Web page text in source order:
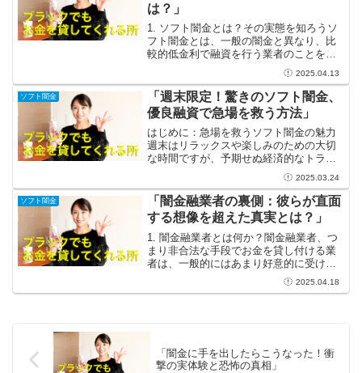
は？」
1. ソフト闇金とは？その実態を知ろうソ
フト闇金とは、一般の闇金と異なり、比
較的低金利で融資を行う業者のことを指
します。法的にはグレーゾーンに位置す
るため、利用する際には様々なリスクが
伴いますが、どこか安心感を持ちつつ利
用できる場でもありま...
2025.04.13
ソフト闇金
「週末限定！驚きのソフト闇金、
優良融資で急場を救う方法」
はじめに：急場を救うソフト闇金の魅力
週末はリラックスや楽しみのための大切
な時間ですが、予期せぬ経済的なトラブ
ルが訪れることもありますよね。そんな
時、頼りになる資金が必要になってくる
ことも少なくありません。そこで考えに
浮かぶのがソフト闇金です...
2025.03.24
ソフト闇金
「闇金融業者の裏側：彼らが直面
する想像を超えた真実とは？」
1. 闇金融業者とは何か？闇金融業者、つ
まり非合法な手段でお金を貸し付ける業
者は、一般的にはあまり好意的に受け止
められませんが、その実態を知ることで
新しい視点が得られるかもしれません。
2025.04.18
「闇金に手を出したらこうなった！衝
撃の実体験と恐怖の真相」